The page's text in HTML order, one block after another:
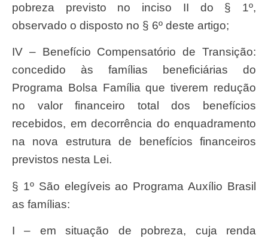
pobreza previsto no inciso II do § 1º,
observado o disposto no § 6º deste artigo;
IV – Benefício Compensatório de Transição:
concedido às famílias beneficiárias do
Programa Bolsa Família que tiverem redução
no valor financeiro total dos benefícios
recebidos, em decorrência do enquadramento
na nova estrutura de benefícios financeiros
previstos nesta Lei.
§ 1º São elegíveis ao Programa Auxílio Brasil
as famílias:
I – em situação de pobreza, cuja renda